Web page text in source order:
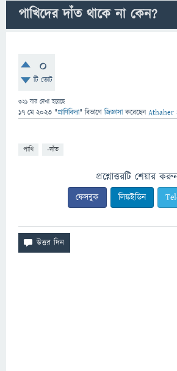
পাখিদের দাঁত থাকে না কেন?
0
টি ভোট
321 বার দেখা হয়েছে
17 মে 2023 "প্রাণিবিদ্যা" বিভাগে জিজ্ঞাসাকরেছেনAthaher
পাখি -দাঁত
প্রশ্নোত্তরটি শেয়ার
ফেসবুক লিঙ্কইডিন